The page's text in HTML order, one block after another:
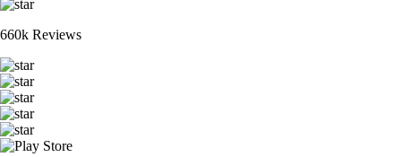
660k Reviews